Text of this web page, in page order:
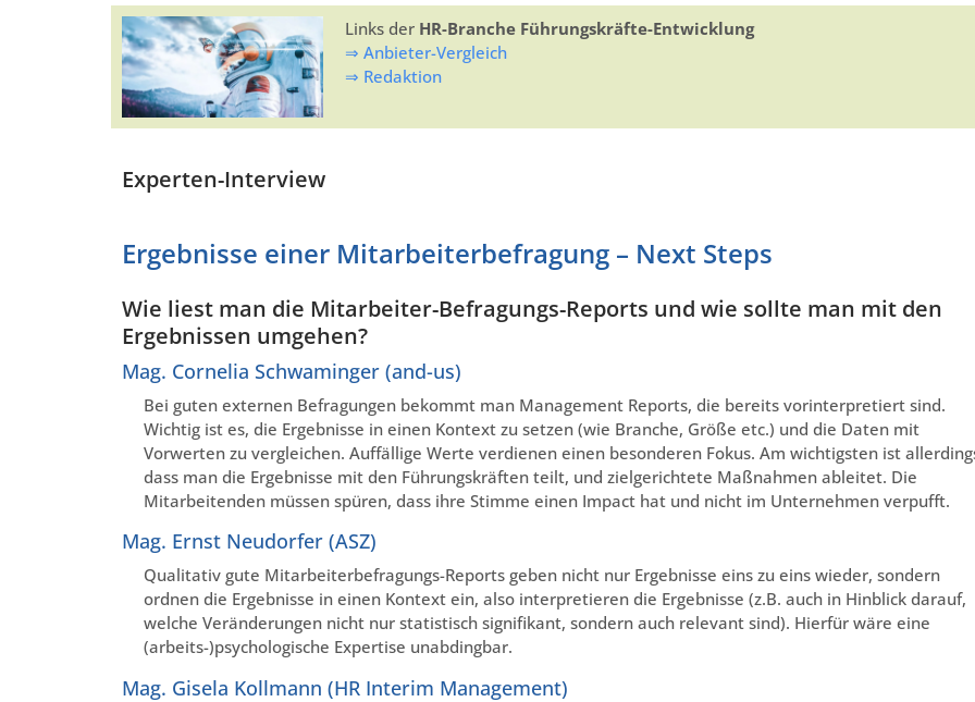
Links der HR-Branche Führungskräfte-Entwicklung
⇒ Anbieter-Vergleich
⇒ Redaktion
Experten-Interview
Ergebnisse einer Mitarbeiterbefragung – Next Steps
Wie liest man die Mitarbeiter-Befragungs-Reports und wie sollte man mit den
Ergebnissen umgehen?
Mag. Cornelia Schwaminger (and-us)
Bei guten externen Befragungen bekommt man Management Reports, die bereits vorinterpretiert sind.
Wichtig ist es, die Ergebnisse in einen Kontext zu setzen (wie Branche, Größe etc.) und die Daten mit
Vorwerten zu vergleichen. Auffällige Werte verdienen einen besonderen Fokus. Am wichtigsten ist
dass man die Ergebnisse mit den Führungskräften teilt, und zielgerichtete Maßnahmen ableitet. Die
Mitarbeitenden müssen spüren, dass ihre Stimme einen Impact hat und nicht im Unternehmen verpufft.
Mag. Ernst Neudorfer (ASZ)
Qualitativ gute Mitarbeiterbefragungs-Reports geben nicht nur Ergebnisse eins zu eins wieder, sondern
ordnen die Ergebnisse in einen Kontext ein, also interpretieren die Ergebnisse (z.B. auch in Hinblick darauf,
welche Veränderungen nicht nur statistisch signifikant, sondern auch relevant sind). Hierfür wäre eine
(arbeits-)psychologische Expertise unabdingbar.
Mag. Gisela Kollmann (HR Interim Management)